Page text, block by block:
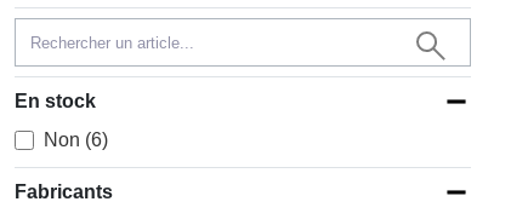
En stock
Non (6)
Fabricants